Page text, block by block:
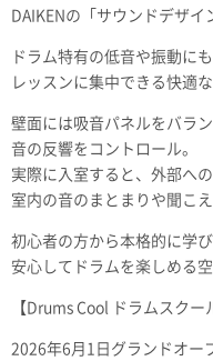
DAIKENの「サウンドデザイ
ドラム特有の低音や振動に
レッスンに集中できる快適
壁面には吸音パネルをバラン
音の反響をコントロール。
実際に入室すると、外部へ
室内の音のまとまりや聞こ
初心者の方から本格的に学び
安心してドラムを楽しめる
【Drums Cool ドラムスクー
2026年6月1日グランドオー